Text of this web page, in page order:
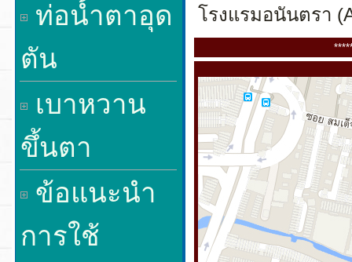
ท่อน้ำตาอุด
ตัน
เบาหวาน
ขึ้นตา
ข้อแนะนำ
การใช้
โรงแรมอนันตรา